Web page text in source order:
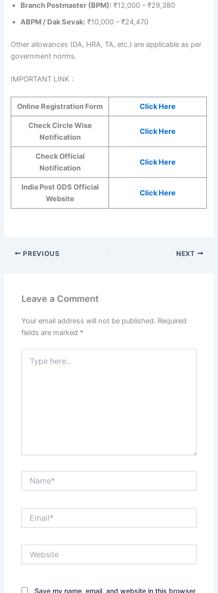
Branch Postmaster (BPM): ₹12,000 – ₹29,380
ABPM / Dak Sevak: ₹10,000 – ₹24,470
Other allowances (DA, HRA, TA, etc.) are applicable as per
government norms.
IMPORTANT LINK :
Online Registration Form Click Here
Check Circle Wise
Notification
Click Here
Check Official
Notification
Click Here
India Post GDS Official
Website
Click Here
PREVIOUS NEXT
Leave a Comment
Your email address will not be published. Required
fields are marked *
here..
Save my name, email, and website in this browser